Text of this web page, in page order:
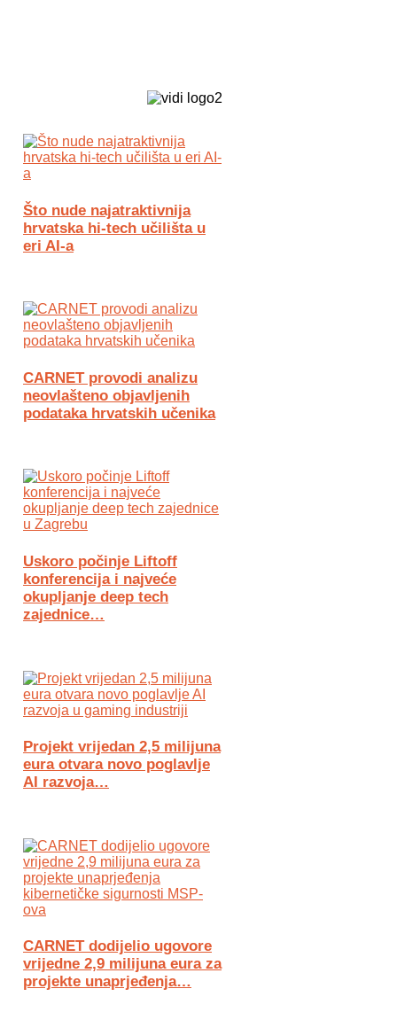
Što nude najatraktivnija
hrvatska hi-tech učilišta u
eri AI-a
CARNET provodi analizu
neovlašteno objavljenih
podataka hrvatskih učenika
Uskoro počinje Liftoff
konferencija i najveće
okupljanje deep tech
zajednice…
Projekt vrijedan 2,5 milijuna
eura otvara novo poglavlje
AI razvoja…
CARNET dodijelio ugovore
vrijedne 2,9 milijuna eura za
projekte unaprjeđenja…